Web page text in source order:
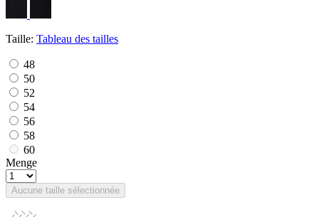
Taille: Tableau des tailles
48
50
52
54
56
58
60
Menge
Aucune taille sélectionnée